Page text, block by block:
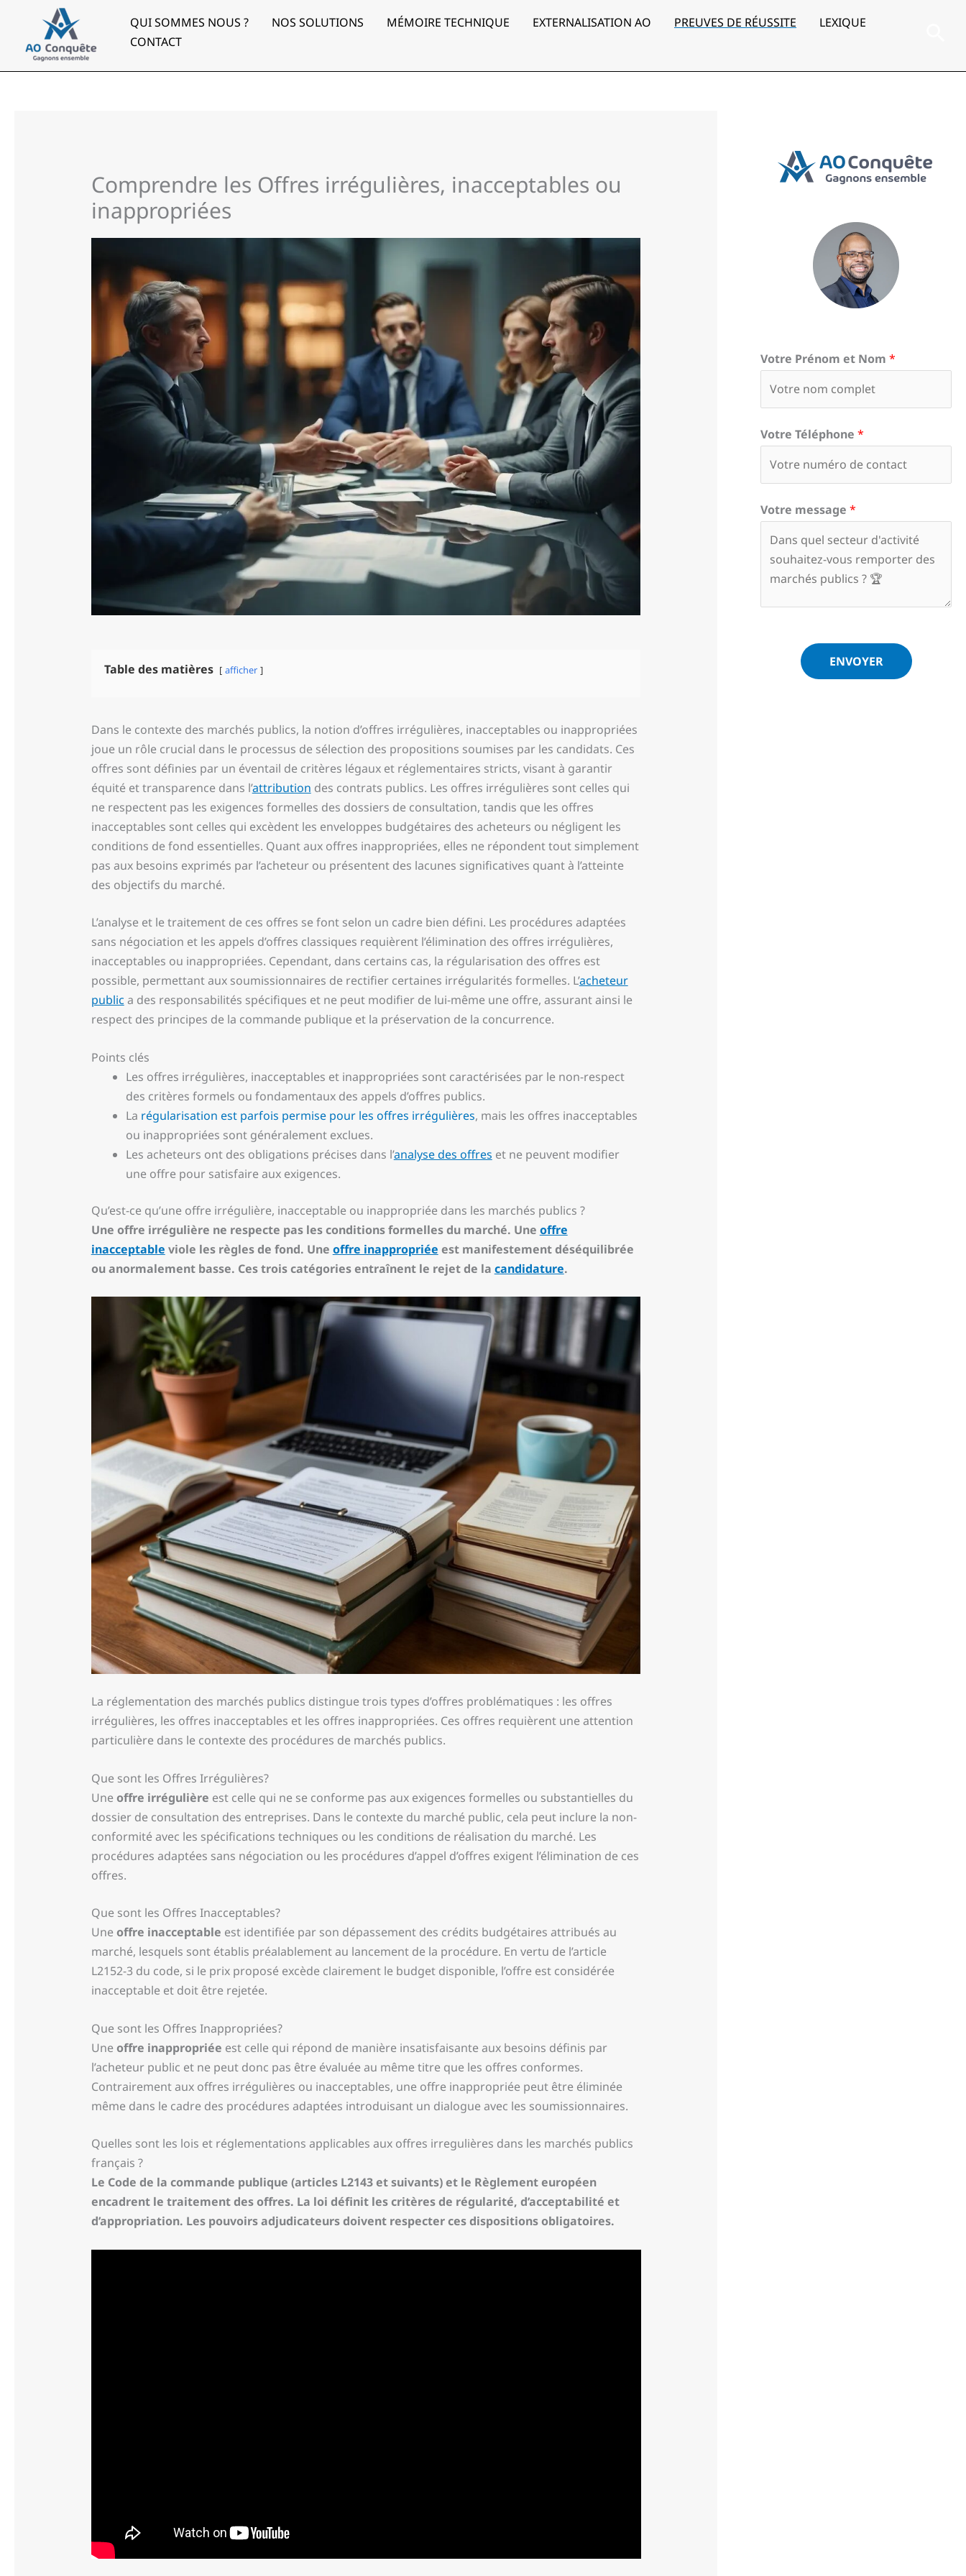
contenu
QUI SOMMES NOUS ? NOS SOLUTIONS MÉMOIRE TECHNIQUE EXTERNALISATION AO PREUVES DE RÉUSSITE
LEXIQUE
CONTACT
Comprendre les Offres irrégulières, inacceptables ou
inappropriées
Table des matières afficher
Dans le contexte des marchés publics, la notion d’offres irrégulières, inacceptables ou inappropriées
joue un rôle crucial dans le processus de sélection des propositions soumises par les candidats. Ces
offres sont définies par un éventail de critères légaux et réglementaires stricts, visant à garantir
équité et transparence dans l’attribution des contrats publics. Les offres irrégulières sont celles qui
ne respectent pas les exigences formelles des dossiers de consultation, tandis que les offres
inacceptables sont celles qui excèdent les enveloppes budgétaires des acheteurs ou négligent les
conditions de fond essentielles. Quant aux offres inappropriées, elles ne répondent tout simplement
pas aux besoins exprimés par l’acheteur ou présentent des lacunes significatives quant à l’atteinte
des objectifs du marché.
L’analyse et le traitement de ces offres se font selon un cadre bien défini. Les procédures adaptées
sans négociation et les appels d’offres classiques requièrent l’élimination des offres irrégulières,
inacceptables ou inappropriées. Cependant, dans certains cas, la régularisation des offres est
possible, permettant aux soumissionnaires de rectifier certaines irrégularités formelles. L’acheteur
public a des responsabilités spécifiques et ne peut modifier de lui-même une offre, assurant ainsi le
respect des principes de la commande publique et la préservation de la concurrence.
Points clés
Les offres irrégulières, inacceptables et inappropriées sont caractérisées par le non-respect
des critères formels ou fondamentaux des appels d’offres publics.
La régularisation est parfois permise pour les offres irrégulières, mais les offres inacceptables
ou inappropriées sont généralement exclues.
Les acheteurs ont des obligations précises dans l’analyse des offres et ne peuvent modifier
une offre pour satisfaire aux exigences.
Qu’est-ce qu’une offre irrégulière, inacceptable ou inappropriée dans les marchés publics ?
Une offre irrégulière ne respecte pas les conditions formelles du marché. Une offre
inacceptable viole les règles de fond. Une offre inappropriée est manifestement déséquilibrée
ou anormalement basse. Ces trois catégories entraînent le rejet de la candidature.
La réglementation des marchés publics distingue trois types d’offres problématiques : les offres
irrégulières, les offres inacceptables et les offres inappropriées. Ces offres requièrent une attention
particulière dans le contexte des procédures de marchés publics.
Que sont les Offres Irrégulières?
Uneoffre irrégulière est celle qui ne se conforme pas aux exigences formelles ou substantielles du
dossier de consultation des entreprises. Dans le contexte du marché public, cela peut inclure la non-
conformité avec les spécifications techniques ou les conditions de réalisation du marché. Les
procédures adaptées sans négociation ou les procédures d’appel d’offres exigent l’élimination de ces
offres.
Que sont les Offres Inacceptables?
Uneoffre inacceptable est identifiée par son dépassement des crédits budgétaires attribués au
marché, lesquels sont établis préalablement au lancement de la procédure. En vertu de l’article
L2152-3 du code, si le prix proposé excède clairement le budget disponible, l’offre est considérée
inacceptable et doit être rejetée.
Que sont les Offres Inappropriées?
Uneoffre inappropriée est celle qui répond de manière insatisfaisante aux besoins définis par
l’acheteur public et ne peut donc pas être évaluée au même titre que les offres conformes.
Contrairement aux offres irrégulières ou inacceptables, une offre inappropriée peut être éliminée
même dans le cadre des procédures adaptées introduisant un dialogue avec les soumissionnaires.
Quelles sont les lois et réglementations applicables aux offres irregulières dans les marchés publics
français ?
Le Code de la commande publique (articles L2143 et suivants) et le Règlement européen
encadrent le traitement des offres. La loi définit les critères de régularité, d’acceptabilité et
d’appropriation. Les pouvoirs adjudicateurs doivent respecter ces dispositions obligatoires.
Votre Prénom et Nom *
Votre Téléphone *
Votre message *
ENVOYER